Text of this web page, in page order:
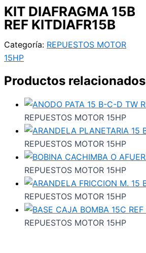
KIT DIAFRAGMA 15B
REF KITDIAFR15B
Categoría: REPUESTOS MOTOR
15HP
Productos relacionados
REPUESTOS MOTOR 15HP
REPUESTOS MOTOR 15HP
REPUESTOS MOTOR 15HP
REPUESTOS MOTOR 15HP
REPUESTOS MOTOR 15HP